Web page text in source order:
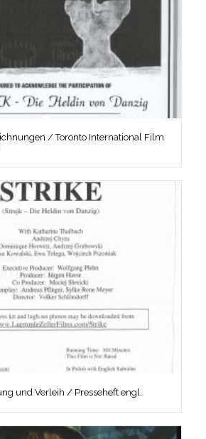
/ Toronto International Film
und Verleih / Presseheft engl.